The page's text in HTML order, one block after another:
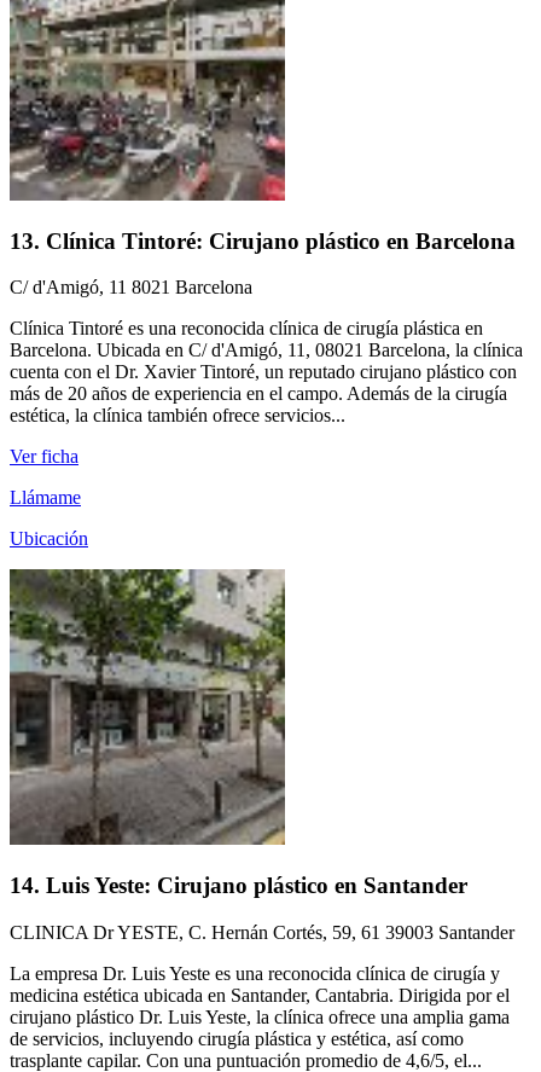
13. Clínica Tintoré: Cirujano plástico en Barcelona
C/ d'Amigó, 11 8021 Barcelona
Clínica Tintoré es una reconocida clínica de cirugía plástica en
Barcelona. Ubicada en C/ d'Amigó, 11, 08021 Barcelona, la clínica
cuenta con el Dr. Xavier Tintoré, un reputado cirujano plástico con
más de 20 años de experiencia en el campo. Además de la cirugía
estética, la clínica también ofrece servicios...
Ver ficha
Llámame
Ubicación
14. Luis Yeste: Cirujano plástico en Santander
CLINICA Dr YESTE, C. Hernán Cortés, 59, 61 39003 Santander
La empresa Dr. Luis Yeste es una reconocida clínica de cirugía y
medicina estética ubicada en Santander, Cantabria. Dirigida por el
cirujano plástico Dr. Luis Yeste, la clínica ofrece una amplia gama
de servicios, incluyendo cirugía plástica y estética, así como
trasplante capilar. Con una puntuación promedio de 4,6/5, el...